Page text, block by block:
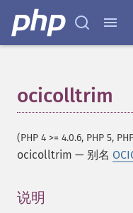
ocicolltrim
(PHP 4 >= 4.0.6, PHP 5,
ocicolltrim — 别名
说明